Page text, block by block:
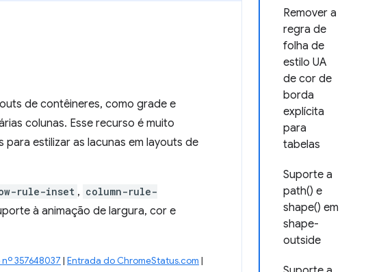
Remover a
regra de
folha de
estilo UA
de cor de
borda
explícita
para
tabelas
Suporte a
path() e
shape() em
shape-
outside
de contêineres, como grade e
colunas. Esse recurso é muito
estilizar as lacunas em layouts de
rule-inset , column-rule-
à animação de largura, cor e
357648037 | Entrada do ChromeStatus.com |